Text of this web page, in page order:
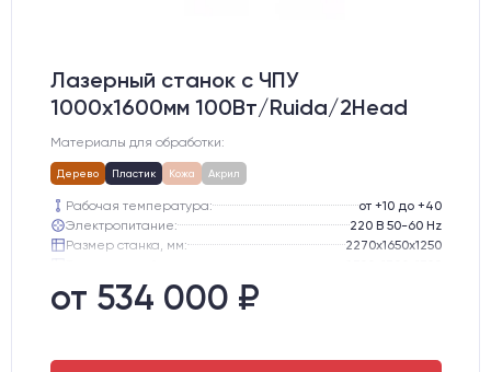
Лазерный станок c ЧПУ
1000х1600мм 100Вт/Ruida/2Head
Материалы для обработки:
Дерево Пластик Кожа Акрил
Рабочая температура:
от +10 до +40
Электропитание:
220 В 50-60 Hz
Размер станка, мм:
2270х1650х1250
Вес брутто:
Шаговые двигатели:
от 534 000 ₽